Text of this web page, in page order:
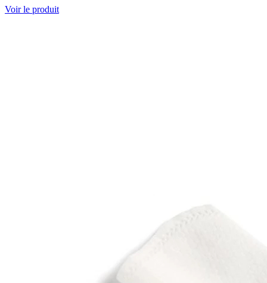
Voir le produit